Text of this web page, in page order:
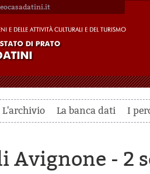
L'archivio La banca dati I
Avignone - 2